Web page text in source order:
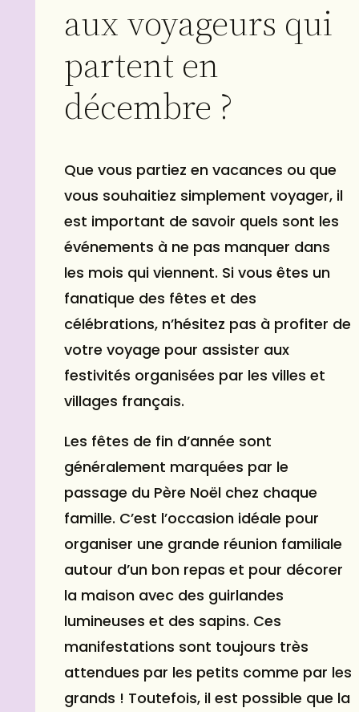
aux voyageurs qui
partent en
décembre ?
Que vous partiez en vacances ou que
vous souhaitiez simplement voyager, il
est important de savoir quels sont les
événements à ne pas manquer dans
les mois qui viennent. Si vous êtes un
fanatique des fêtes et des
célébrations, n’hésitez pas à profiter de
votre voyage pour assister aux
festivités organisées par les villes et
villages français.
Les fêtes de fin d’année sont
généralement marquées par le
passage du Père Noël chez chaque
famille. C’est l’occasion idéale pour
organiser une grande réunion familiale
autour d’un bon repas et pour décorer
la maison avec des guirlandes
lumineuses et des sapins. Ces
manifestations sont toujours très
attendues par les petits comme par les
grands ! Toutefois, il est possible que la